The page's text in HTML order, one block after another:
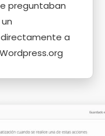
preguntaban
directamente a